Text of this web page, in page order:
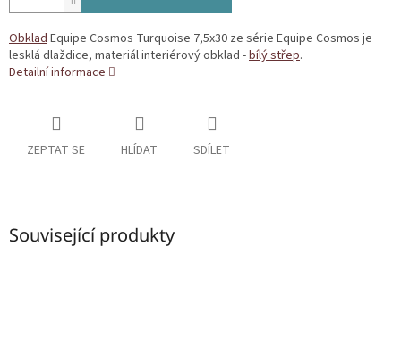
ObkladEquipe Cosmos Turquoise 7,5x30 ze série Equipe Cosmos je
lesklá dlaždice, materiál interiérový obklad -bílý střep.
Detailní informace
ZEPTAT SE HLÍDAT SDÍLET
Související produkty